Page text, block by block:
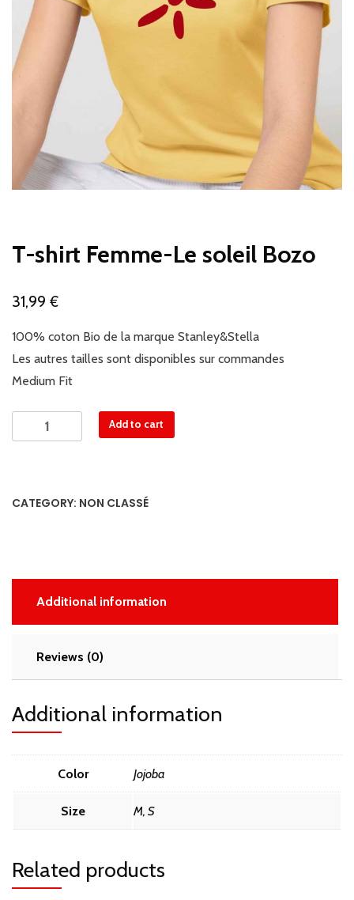
T-shirt Femme-Le soleil Bozo
31,99 €
100% coton Bio de la marque Stanley&Stella
Les autres tailles sont disponibles sur commandes
Medium Fit
shirt
Add to cart
CATEGORY: NON CLASSÉ
Additional information
Reviews (0)
Additional information
Color Jojoba
Size M, S
Related products